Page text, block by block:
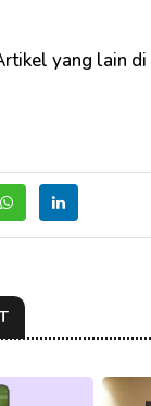
yang lain di